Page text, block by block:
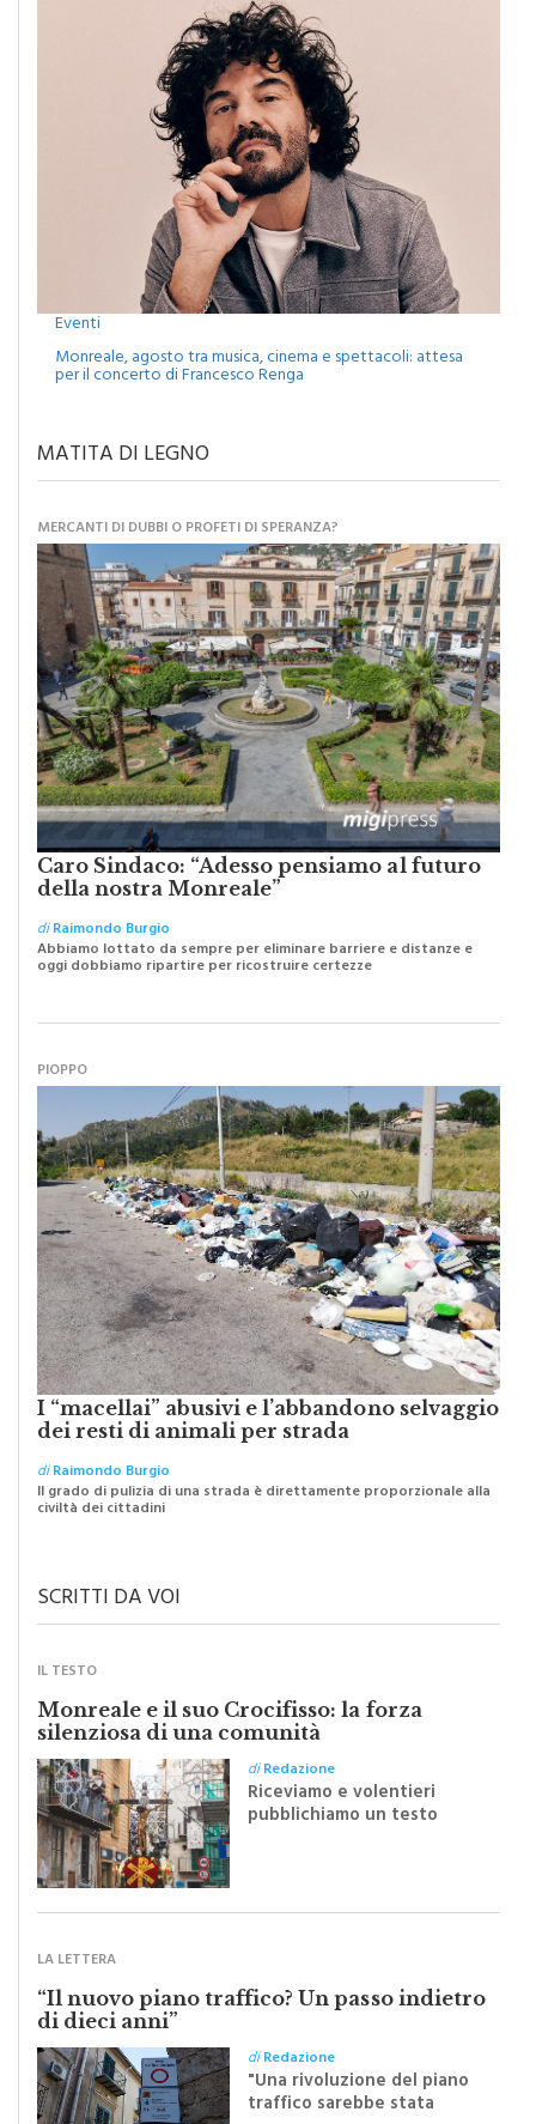
Eventi
Monreale, agosto tra musica, cinema e spettacoli: attesa
per il concerto di Francesco Renga
MATITA DI LEGNO
MERCANTI DI DUBBI O PROFETI DI SPERANZA?
Caro Sindaco: “Adesso pensiamo al futuro
della nostra Monreale”
diRaimondo Burgio
Abbiamo lottato da sempre per eliminare barriere e distanze e
oggi dobbiamo ripartire per ricostruire certezze
PIOPPO
I “macellai” abusivi e l’abbandono selvaggio
dei resti di animali per strada
diRaimondo Burgio
Il grado di pulizia di una strada è direttamente proporzionale alla
civiltà dei cittadini
SCRITTI DA VOI
IL TESTO
Monreale e il suo Crocifisso: la forza
silenziosa di una comunità
diRedazione
Riceviamo e volentieri
pubblichiamo un testo
Festa del Santissimo
LA LETTERA
“Il nuovo piano traffico? Un passo indietro
di dieci anni”
diRedazione
"Una rivoluzione del piano
traffico sarebbe stata